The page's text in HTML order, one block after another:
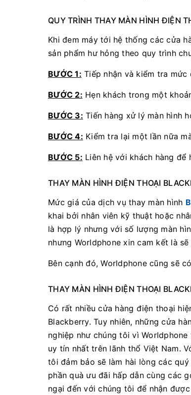
QUY TRÌNH THAY MÀN HÌNH ĐIỆN
Khi đem máy tới hệ thống các cửa
sản phẩm hư hỏng theo quy trình
BƯỚC 1: Tiếp nhận và kiểm tra mức
BƯỚC 2: Hẹn khách trong một
BƯỚC 3: Tiến hàng xử lý màn hình
BƯỚC 4: Kiểm tra lại một lần nữa
BƯỚC 5: Liên hệ với khách hàng
THAY MÀN HÌNH ĐIỆN THOẠI
Mức giá của dịch vụ thay màn hình
khai bởi nhân viên kỹ thuật hoặc
là hợp lý nhưng với số lượng màn
nhưng Worldphone xin cam kết là
Bên cạnh đó, Worldphone cũng sẽ
THAY MÀN HÌNH ĐIỆN THOẠI
Có rất nhiều cửa hàng điện thoại
Blackberry. Tuy nhiên, những cửa
nghiệp như chúng tôi vì
uy tín nhất trên lãnh thổ Việt Nam.
tôi đảm bảo sẽ làm hài lòng các
phần quà ưu đãi hấp dẫn cùng các
ngại đến với chúng tôi để nhận